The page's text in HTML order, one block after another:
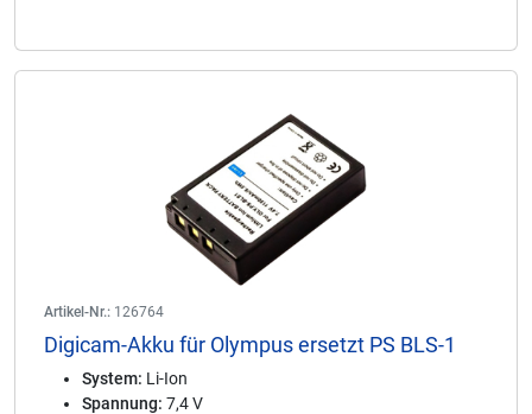
Artikel-Nr.: 126764
Digicam-Akku für Olympus ersetzt PS BLS-1
System: Li-Ion
Spannung: 7,4 V